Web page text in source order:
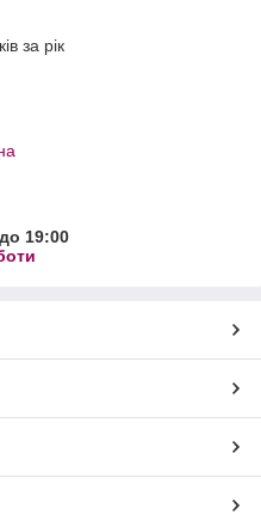
за рік
19:00